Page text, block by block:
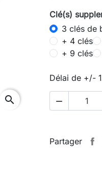
search
Clé(s)
3 clés de
+ 4 clés
+ 9 clés
Délai de +/-

Partager